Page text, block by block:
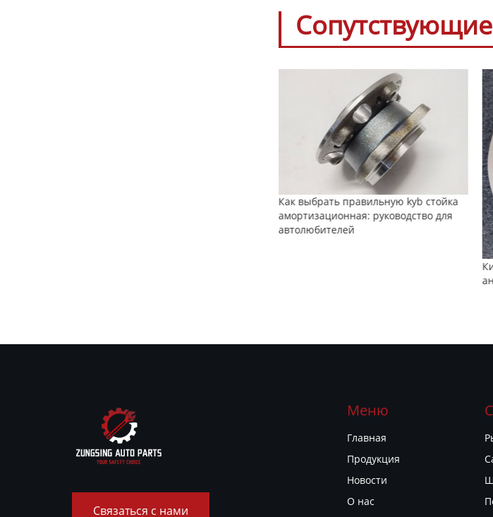
Как выбрать правильную kyb стойка
амортизационная: руководство для
автолюбителей
Связаться с нами
Меню
Главная
Продукция
Новости
О нас